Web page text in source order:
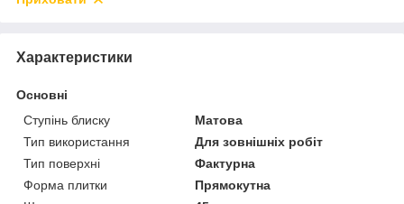
Характеристики
Основні
Ступінь блиску
Матова
Тип використання
Для зовнішніх робіт
Тип поверхні
Фактурна
Форма плитки
Прямокутна